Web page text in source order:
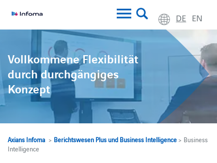
DE EN
Vollkommene Flexibilität
durch durchgängiges
Konzept
Axians Infoma> Berichtswesen Plus und Business Intelligence> Business
Intelligence